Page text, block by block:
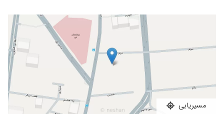
خوش برخوردن
بسیار عالی هم روند نوبت دهی هم پذیرش ۱۴۰۵/۰۴/۲۰
عدم رضایت ۱۴۰۴/۰۷/۲۹
عدم رضایت ۱۴۰۵/۰۳/۰۱
خانم دکتر بسیار حاذق و توانمند و در پروسه بارداری
هر بار به مشکل میخوردم در دسترس و با آرامش
پاسخگو بودند
۱۴۰۴/۰۸/۰۳
مسیریابی